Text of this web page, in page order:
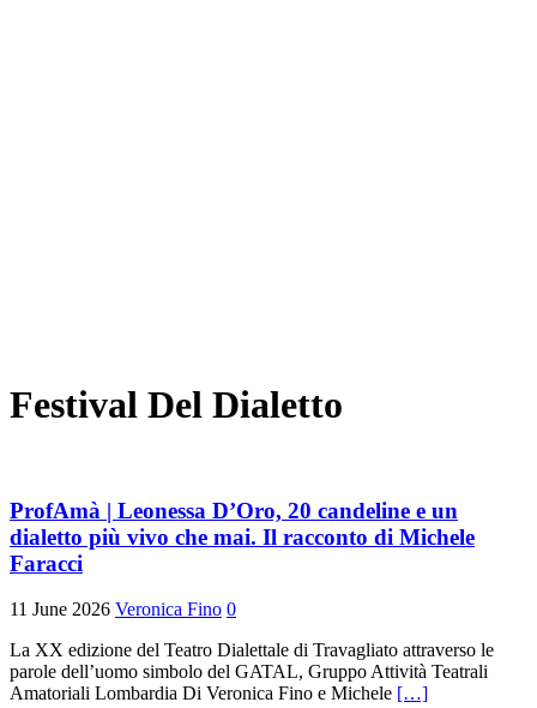
Festival Del Dialetto
ProfAmà | Leonessa D’Oro, 20 candeline e un
dialetto più vivo che mai. Il racconto di Michele
Faracci
11 June 2026 Veronica Fino 0
La XX edizione del Teatro Dialettale di Travagliato attraverso le
parole dell’uomo simbolo del GATAL, Gruppo Attività Teatrali
Amatoriali Lombardia Di Veronica Fino e Michele […]